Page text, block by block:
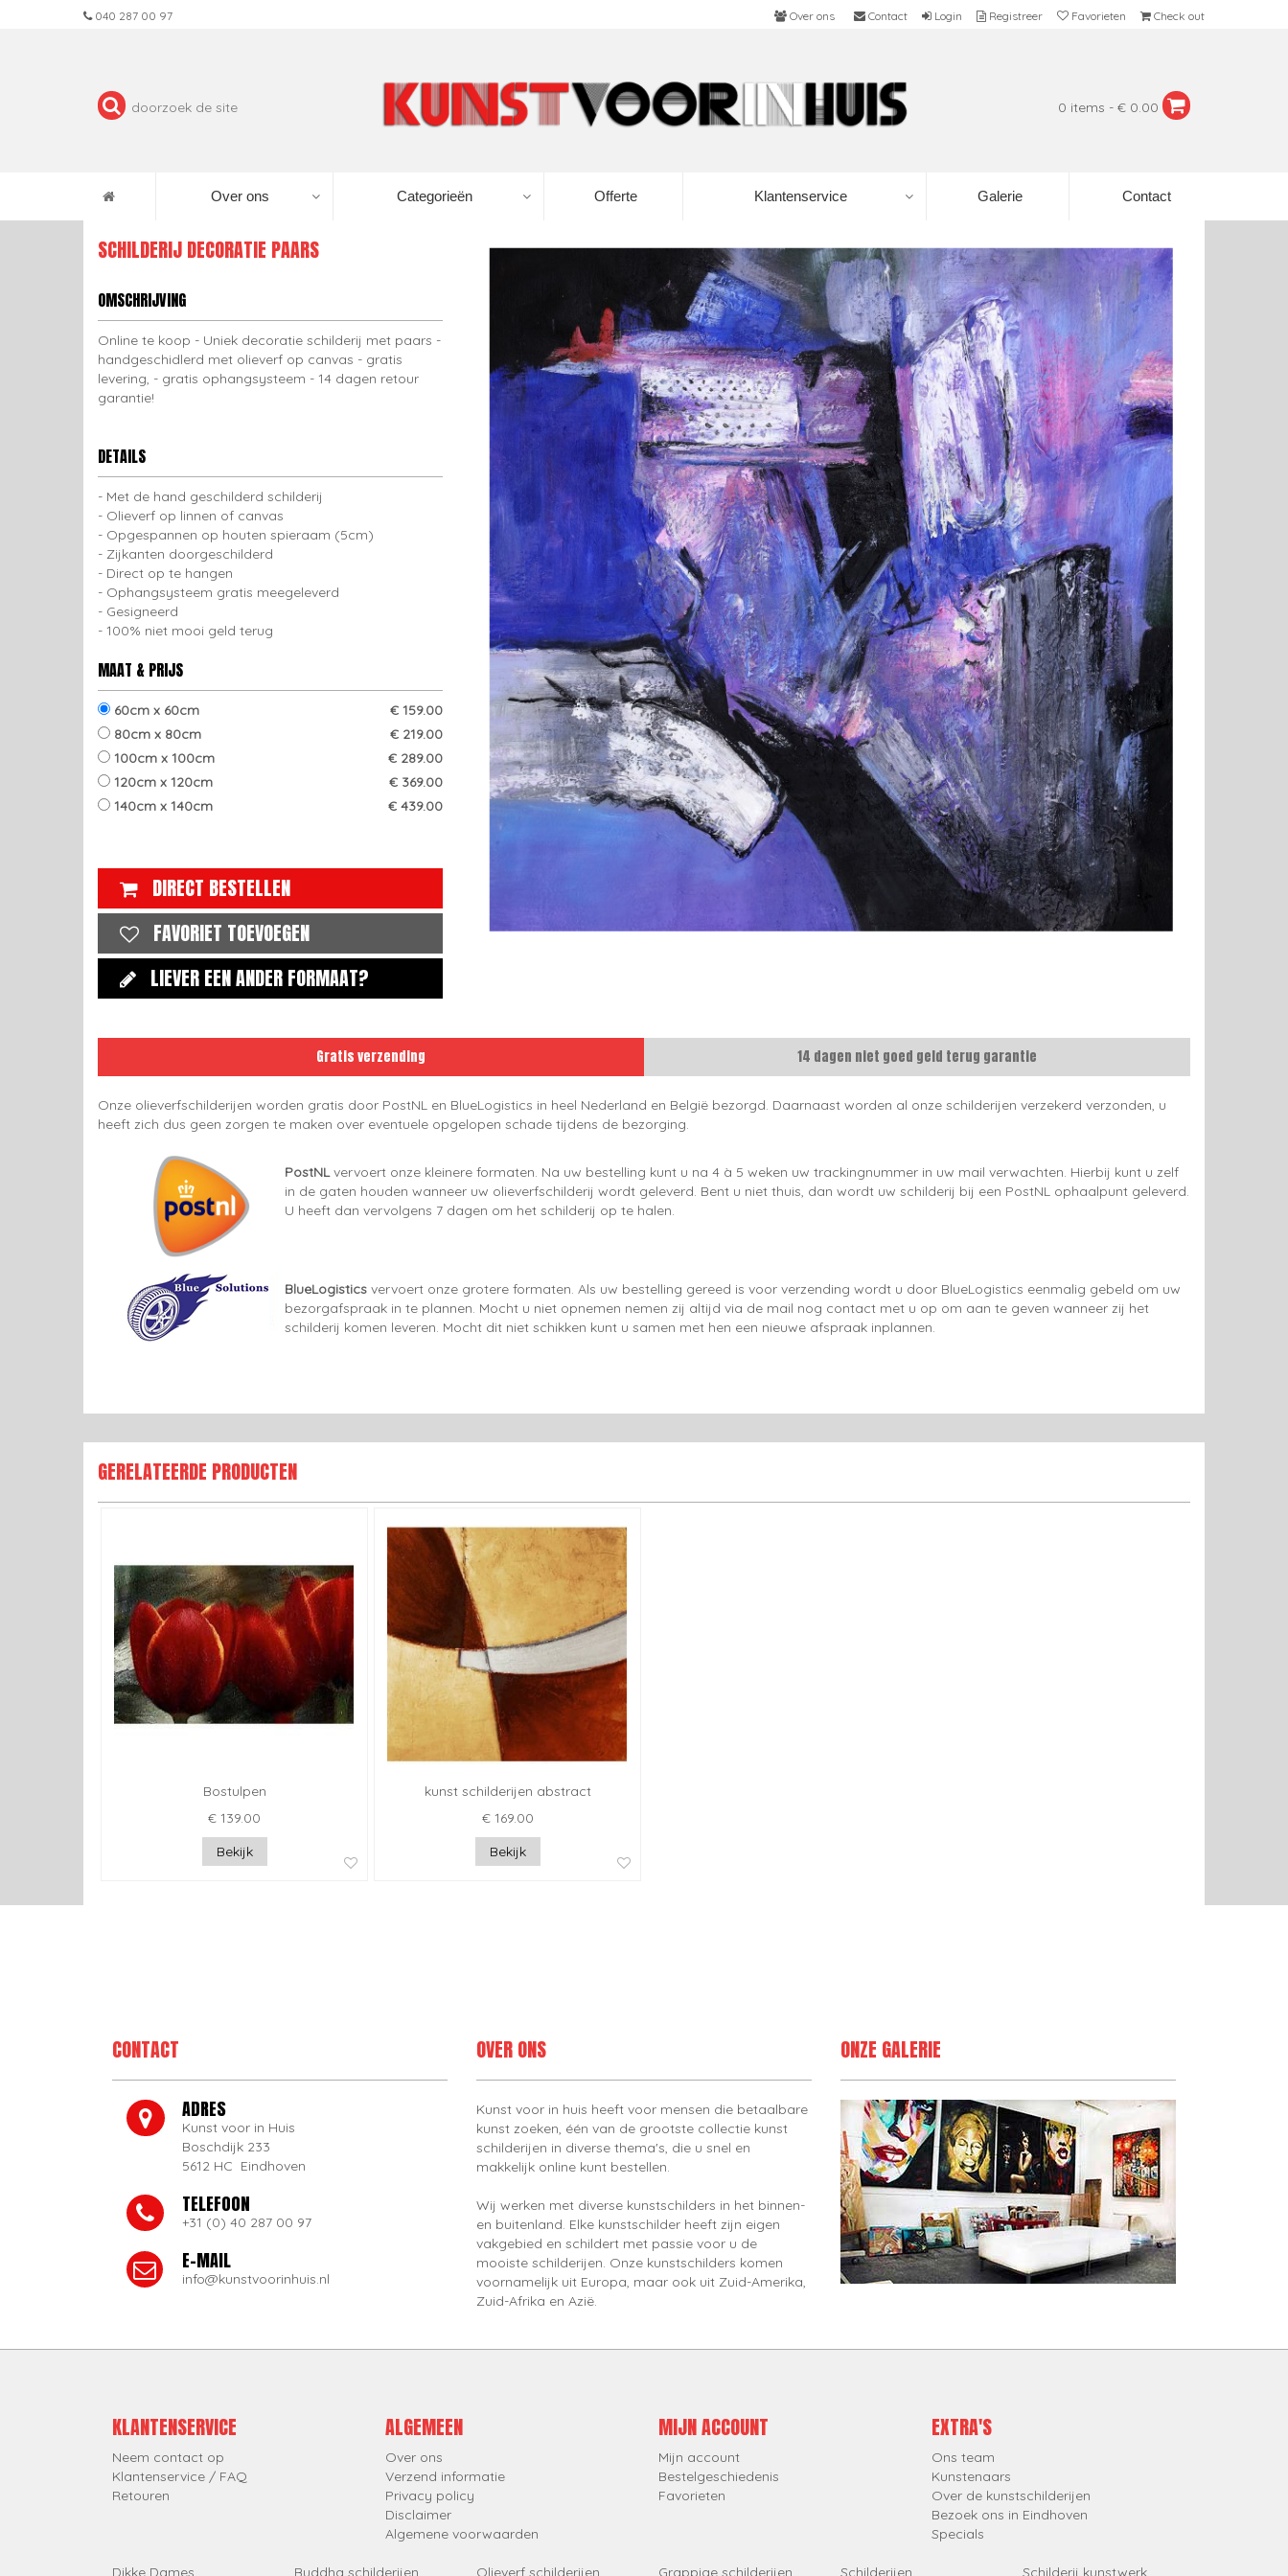
040 287 00 97 Over ons Contact Login Registreer Favorieten Check out
0 items - € 0.00
Over ons Categorieën Offerte Klantenservice Galerie Contact
SCHILDERIJ DECORATIE PAARS
OMSCHRIJVING
Online te koop - Uniek decoratie schilderij met paars -
handgeschidlerd met olieverf op canvas - gratis
levering, - gratis ophangsysteem - 14 dagen retour
garantie!
DETAILS
Met de hand geschilderd schilderij
Olieverf op linnen of canvas
Opgespannen op houten spieraam (5cm)
Zijkanten doorgeschilderd
Direct op te hangen
Ophangsysteem gratis meegeleverd
Gesigneerd
100% niet mooi geld terug
MAAT & PRIJS
60cm x 60cm
€ 159.00
80cm x 80cm
€ 219.00
100cm x 100cm
€ 289.00
120cm x 120cm
€ 369.00
140cm x 140cm
€ 439.00
DIRECT BESTELLEN
FAVORIET TOEVOEGEN
LIEVER EEN ANDER FORMAAT?
Gratis verzending 14 dagen niet goed geld terug garantie
Onze olieverfschilderijen worden gratis door PostNL en BlueLogistics in heel Nederland en België bezorgd. Daarnaast worden al onze schilderijen verzekerd verzonden, u
heeft zich dus geen zorgen te maken over eventuele opgelopen schade tijdens de bezorging.
PostNLvervoert onze kleinere formaten. Na uw bestelling kunt u na 4 à 5 weken uw trackingnummer in uw mail verwachten. Hierbij kunt u zelf
in de gaten houden wanneer uw olieverfschilderij wordt geleverd. Bent u niet thuis, dan wordt uw schilderij bij een PostNL ophaalpunt geleverd.
U heeft dan vervolgens 7 dagen om het schilderij op te halen.
BlueLogistics vervoert onze grotere formaten. Als uw bestelling gereed is voor verzending wordt u door BlueLogistics eenmalig gebeld om uw
bezorgafspraak in te plannen. Mocht u niet opnemen nemen zij altijd via de mail nog contact met u op om aan te geven wanneer zij het
schilderij komen leveren. Mocht dit niet schikken kunt u samen met hen een nieuwe afspraak inplannen.
GERELATEERDE PRODUCTEN
Bostulpen
€ 139.00
Bekijk
kunst schilderijen abstract
€ 169.00
Bekijk
CONTACT
ADRES
Kunst voor in Huis
Boschdijk 233
5612 HC Eindhoven
TELEFOON
+31 (0) 40 287 00 97
E-MAIL
info@kunstvoorinhuis.nl
OVER ONS
Kunst voor in huis heeft voor mensen die betaalbare
kunst zoeken, één van de grootste collectie kunst
schilderijen in diverse thema's, die u snel en
makkelijk online kunt bestellen.
Wij werken met diverse kunstschilders in het binnen-
en buitenland. Elke kunstschilder heeft zijn eigen
vakgebied en schildert met passie voor u de
mooiste schilderijen. Onze kunstschilders komen
voornamelijk uit Europa, maar ook uit Zuid-Amerika,
Zuid-Afrika en Azië.
ONZE GALERIE
KLANTENSERVICE
Neem contact op
Klantenservice / FAQ
Retouren
ALGEMEEN
Over ons
Verzend informatie
Privacy policy
Disclaimer
Algemene voorwaarden
MIJN ACCOUNT
Mijn account
Bestelgeschiedenis
Favorieten
EXTRA'S
Ons team
Kunstenaars
Over de kunstschilderijen
Bezoek ons in Eindhoven
Specials
Dikke Dames Buddha schilderijen Olieverf schilderijen Grappige schilderijen Schilderijen Schilderij kunstwerk